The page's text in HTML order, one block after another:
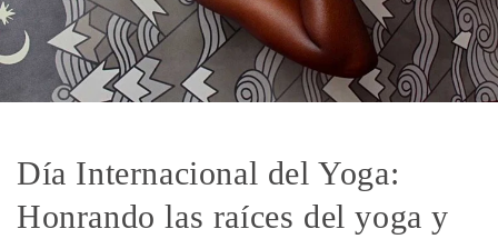
Día Internacional del Yoga:
Honrando las raíces del yoga y